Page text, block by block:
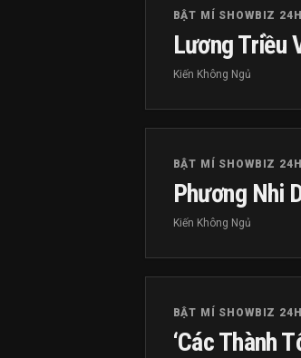
BẬT MÍ SHOWBIZ 24H
Lương Triều
Kiến Không Ngủ
BẬT MÍ SHOWBIZ 24H
Phương Nhi
Kiến Không Ngủ
BẬT MÍ SHOWBIZ 24H
‘Các Thành